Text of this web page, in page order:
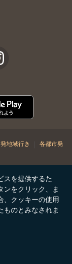
スを提供するた
ンをクリック、ま
、クッキーの使用
ものとみなされま
地域行き | 各都市発